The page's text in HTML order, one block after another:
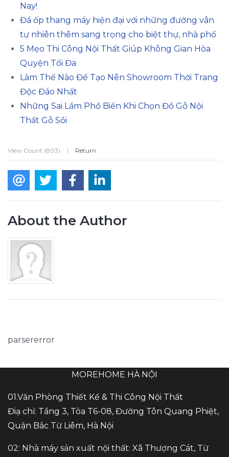
Nay!
Đá ốp thang máy hiện đại với những đường vân
tự nhiên thêm sang trọng cho biệt thự, nhà phố
5 Mẹo Thi Công Nội Thất Giúp Không Gian Hòa
Quyện Tối Đa
Làm Thế Nào Để Tạo Nên Showroom Thời Trang
Độc Đáo Nhất
Những Sai Lầm Phổ Biến Khi Chọn Đồ Gỗ Nội
Thất Gỗ Sồi
View Count (803) | Return
About the Author
parsererror
MOREHOME HÀ NỘI
01.Văn Phòng Thiết Kế & Thi Công Nội Thất
Điạ chỉ: Tầng 3, Tòa T6-08, Đường Tôn Quang Phiệt,
Quận Bắc Từ Liêm, Hà Nội
02: Nhà máy sản xuất nội thất: Xã Thượng Cát, Từ